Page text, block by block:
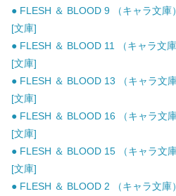
● FLESH ＆ BLOOD 9 （キャラ文
[文庫]
● FLESH ＆ BLOOD 11 （キャラ文
[文庫]
● FLESH ＆ BLOOD 13 （キャラ文
[文庫]
● FLESH ＆ BLOOD 16 （キャラ文
[文庫]
● FLESH ＆ BLOOD 15 （キャラ文
[文庫]
● FLESH ＆ BLOOD 2 （キャラ文